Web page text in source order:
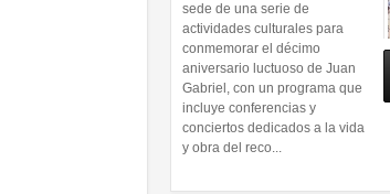
sede de una serie de
actividades culturales para
conmemorar el décimo
aniversario luctuoso de Juan
Gabriel, con un programa que
incluye conferencias y
conciertos dedicados a la vida
y obra del reco...